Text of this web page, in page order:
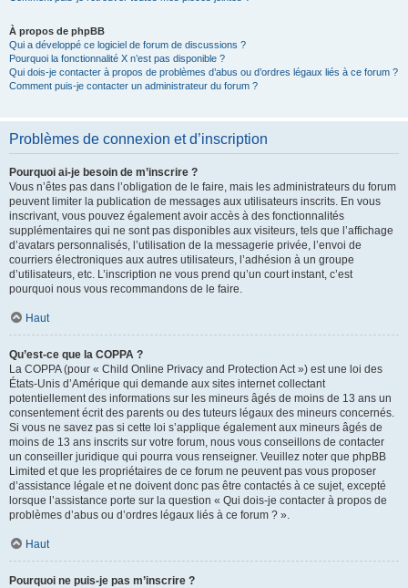
À propos de phpBB
Qui a développé ce logiciel de forum de discussions ?
Pourquoi la fonctionnalité X n’est pas disponible ?
Qui dois-je contacter à propos de problèmes d’abus ou d’ordres légaux liés à ce forum ?
Comment puis-je contacter un administrateur du forum ?
Problèmes de connexion et d’inscription
Pourquoi ai-je besoin de m’inscrire ?
Vous n’êtes pas dans l’obligation de le faire, mais les administrateurs du forum
peuvent limiter la publication de messages aux utilisateurs inscrits. En vous
inscrivant, vous pouvez également avoir accès à des fonctionnalités
supplémentaires qui ne sont pas disponibles aux visiteurs, tels que l’affichage
d’avatars personnalisés, l’utilisation de la messagerie privée, l’envoi de
courriers électroniques aux autres utilisateurs, l’adhésion à un groupe
d’utilisateurs, etc. L’inscription ne vous prend qu’un court instant, c’est
pourquoi nous vous recommandons de le faire.
Haut
Qu’est-ce que la COPPA ?
La COPPA (pour « Child Online Privacy and Protection Act ») est une loi des
États-Unis d’Amérique qui demande aux sites internet collectant
potentiellement des informations sur les mineurs âgés de moins de 13 ans un
consentement écrit des parents ou des tuteurs légaux des mineurs concernés.
Si vous ne savez pas si cette loi s’applique également aux mineurs âgés de
moins de 13 ans inscrits sur votre forum, nous vous conseillons de contacter
un conseiller juridique qui pourra vous renseigner. Veuillez noter que phpBB
Limited et que les propriétaires de ce forum ne peuvent pas vous proposer
d’assistance légale et ne doivent donc pas être contactés à ce sujet, excepté
lorsque l’assistance porte sur la question « Qui dois-je contacter à propos de
problèmes d’abus ou d’ordres légaux liés à ce forum ? ».
Haut
Pourquoi ne puis-je pas m’inscrire ?